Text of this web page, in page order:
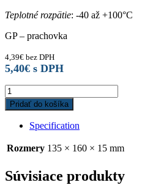
Teplotné rozpätie: -40 až +100°C
GP – prachovka
4,39€ bez DPH
5,40€ s DPH
Gufero
135x160x15
GP
quantity
Pridať do košíka
Specification
Rozmery 135 × 160 × 15 mm
Súvisiace produkty